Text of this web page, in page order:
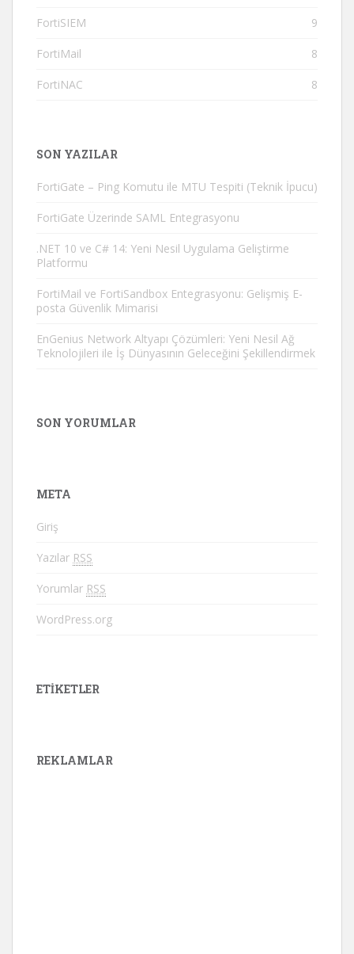
FortiSIEM 9
FortiMail 8
FortiNAC 8
SON YAZILAR
FortiGate – Ping Komutu ile MTU Tespiti (Teknik İpucu)
FortiGate Üzerinde SAML Entegrasyonu
.NET 10 ve C# 14: Yeni Nesil Uygulama Geliştirme
Platformu
FortiMail ve FortiSandbox Entegrasyonu: Gelişmiş E-
posta Güvenlik Mimarisi
EnGenius Network Altyapı Çözümleri: Yeni Nesil Ağ
Teknolojileri ile İş Dünyasının Geleceğini Şekillendirmek
SON YORUMLAR
META
Giriş
Yazılar RSS
Yorumlar RSS
WordPress.org
ETIKETLER
REKLAMLAR